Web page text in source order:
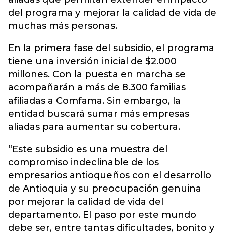
del programa y mejorar la calidad de vida de
muchas más personas.
En la primera fase del subsidio, el programa
tiene una inversión inicial de $2.000
millones. Con la puesta en marcha se
acompañarán a más de 8.300 familias
afiliadas a Comfama. Sin embargo, la
entidad buscará sumar más empresas
aliadas para aumentar su cobertura.
“Este subsidio es una muestra del
compromiso indeclinable de los
empresarios antioqueños con el desarrollo
de Antioquia y su preocupación genuina
por mejorar la calidad de vida del
departamento. El paso por este mundo
debe ser, entre tantas dificultades, bonito y